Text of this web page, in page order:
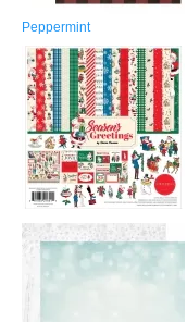
Peppermint